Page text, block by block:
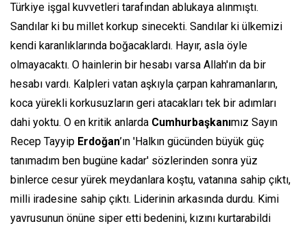
Türkiye işgal kuvvetleri tarafından ablukaya alınmıştı.
Sandılar ki bu millet korkup sinecekti. Sandılar ki ülkemizi
kendi karanlıklarında boğacaklardı. Hayır, asla öyle
olmayacaktı. O hainlerin bir hesabı varsa Allah'ın da bir
hesabı vardı. Kalpleri vatan aşkıyla çarpan kahramanların,
koca yürekli korkusuzların geri atacakları tek bir adımları
dahi yoktu. O en kritik anlarda Cumhurbaşkanımız Sayın
Recep Tayyip Erdoğan’ın 'Halkın gücünden büyük güç
tanımadım ben bugüne kadar' sözlerinden sonra yüz
binlerce cesur yürek meydanlara koştu, vatanına sahip çıktı,
milli iradesine sahip çıktı. Liderinin arkasında durdu. Kimi
yavrusunun önüne siper etti bedenini, kızını kurtarabildi